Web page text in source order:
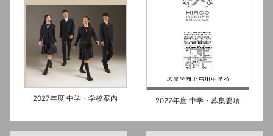
2027年度 中学・学校案内 2027年度 中学・募集要項